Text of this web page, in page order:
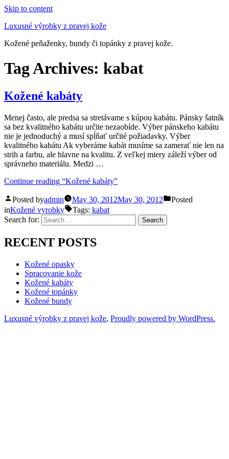
Skip to content
Luxusné výrobky z pravej kože
Kožené peňaženky, bundy či topánky z pravej kože.
Tag Archives: kabat
Kožené kabáty
Menej často, ale predsa sa stretávame s kúpou kabátu. Pánsky šatník
sa bez kvalitného kabátu určite nezaobíde. Výber pánskeho kabátu
nie je jednoduchý a musí spĺňať určité požiadavky. Výber
kvalitného kabátu Ak vyberáme kabát musíme sa zamerať nie len na
strih a farbu, ale hlavne na kvalitu. Z veľkej miery záleží výber od
správneho materiálu. Medzi …
Continue reading “Kožené kabáty”
Posted byadmin May 30, 2012May 30, 2012
Posted
inKožené vyrobky Tags: kabat
Search for:
RECENT POSTS
Kožené opasky
Spracovanie kože
Kožené kabáty
Kožené topánky
Kožené bundy
Luxusné výrobky z pravej kože, Proudly powered by WordPress.